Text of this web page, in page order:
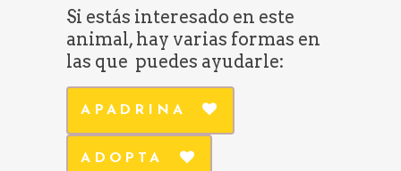
Si estás interesado en este
animal, hay varias formas en
las que puedes ayudarle:
APADRINA
ADOPTA